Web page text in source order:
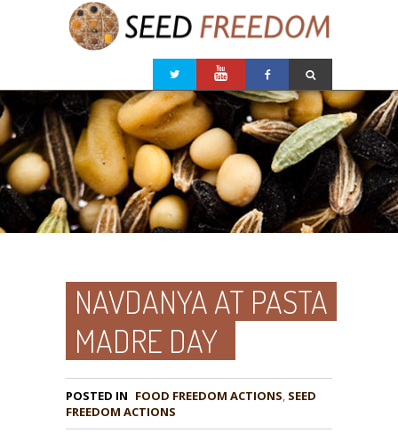
NAVDANYA AT PASTA
MADRE DAY
POSTED IN FOOD FREEDOM ACTIONS, SEED